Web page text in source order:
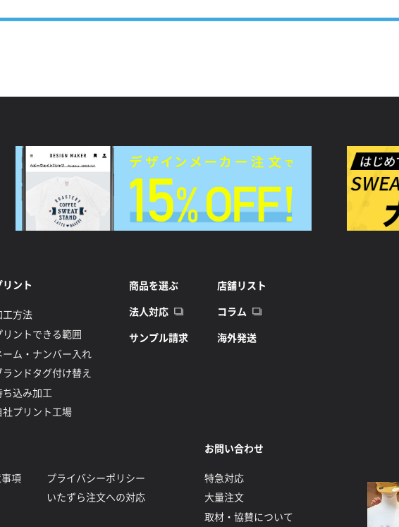
リント
工方法
リントできる範囲
ーム・ナンバー入れ
ランドタグ付け替え
ち込み加工
社プリント工場
商品を選ぶ
法人対応
サンプル請求
店舗リスト
コラム
海外発送
項
プライバシーポリシー
いたずら注文への対応
お問い合わせ
特急対応
大量注文
取材・協賛について